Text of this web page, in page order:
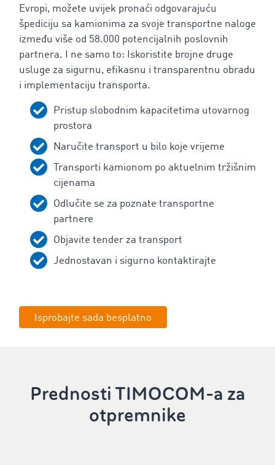
Evropi, možete uvijek pronaći odgovarajuću
špediciju sa kamionima za svoje transportne naloge
između više od 58.000 potencijalnih poslovnih
partnera. I ne samo to: Iskoristite brojne druge
usluge za sigurnu, efikasnu i transparentnu obradu
i implementaciju transporta.
‌Pristup slobodnim kapacitetima utovarnog
prostora
Naručite transport u bilo koje vrijeme
Transporti kamionom po aktuelnim tržišnim
cijenama
Odlučite se za poznate transportne
partnere
Objavite tender za transport
Jednostavan i sigurno kontaktirajte
Isprobajte sada besplatno
Prednosti TIMOCOM-a za
otpremnike